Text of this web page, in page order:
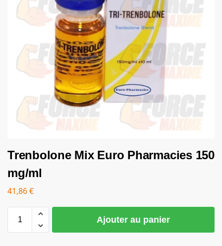
Trenbolone Mix Euro Pharmacies 150
mg/ml
41,86€
Ajouter au panier